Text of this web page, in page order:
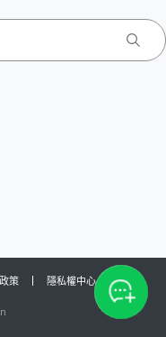
策 隱私權中心